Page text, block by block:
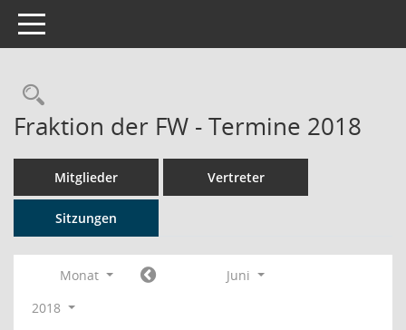
Toggle navigation
Rechercheauswahl
Fraktion der FW - Termine 2018
Mitglieder Vertreter
Sitzungen
Monat
Juni
2018